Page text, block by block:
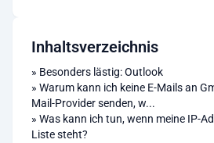
Inhaltsverzeichnis
» Besonders lästig: Outlook
» Warum kann ich keine E-Mails an
Mail-Provider senden, w...
» Was kann ich tun, wenn meine IP-
Liste steht?